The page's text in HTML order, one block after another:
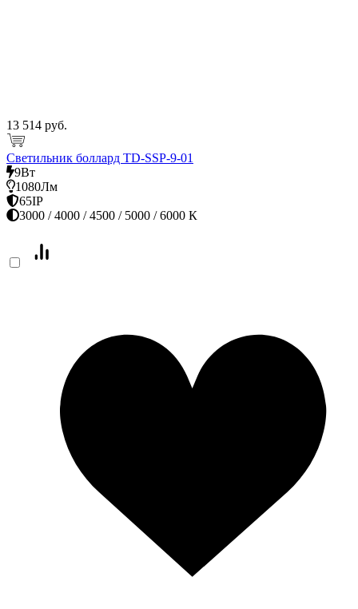
13 514 руб.
Светильник боллард TD-SSP-9-01
9Вт
1080Лм
65IP
3000 / 4000 / 4500 / 5000 / 6000 К